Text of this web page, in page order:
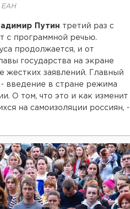
ЕАН
Путин третий раз с
с программной речью.
продолжается, и от
государства на экране
жестких заявлений. Главный
введение в стране режима
О том, что это и как изменит
на самоизоляции росcиян, -